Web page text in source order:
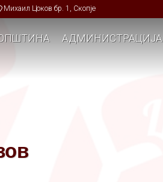
Михаил Цоков бр. 1, Скопје
АДМИНИСТРАЦИЈА